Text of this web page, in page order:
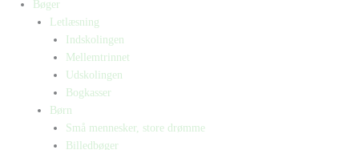
Bøger
Letlæsning
Indskolingen
Mellemtrinnet
Udskolingen
Bogkasser
Børn
Små mennesker, store drømme
Billedbøger